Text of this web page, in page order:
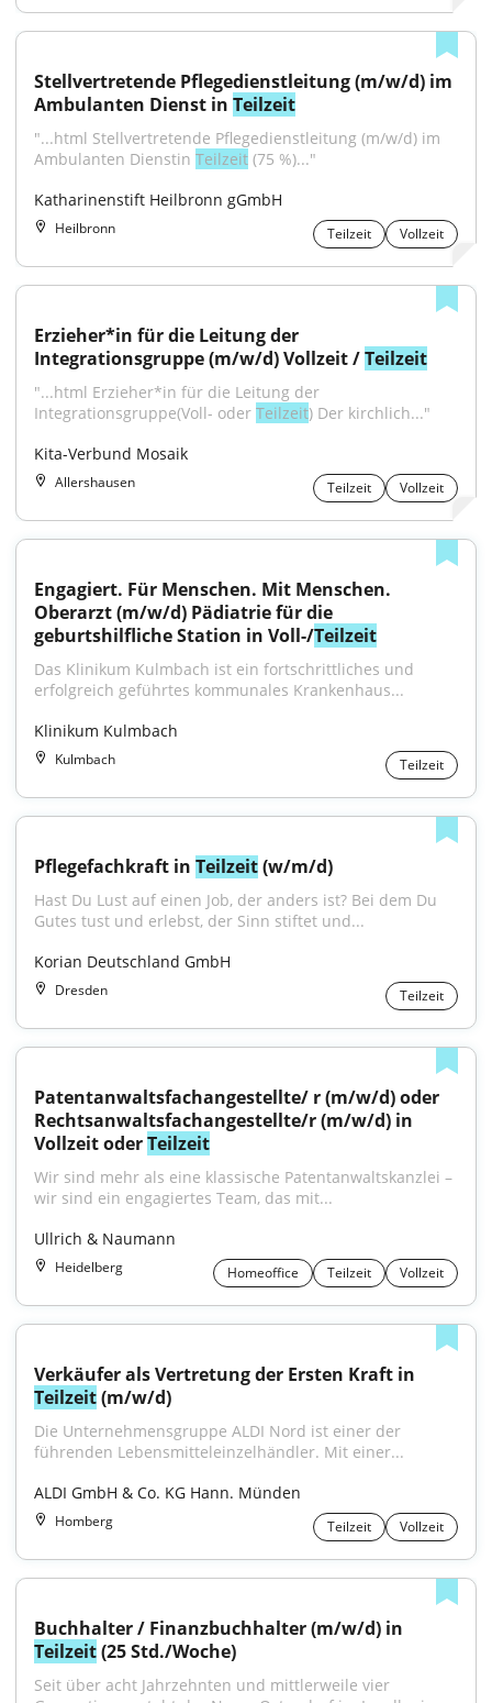
Stellvertretende Pflegedienstleitung (m/w/d) im
Ambulanten Dienst in Teilzeit
"...html Stellvertretende Pflegedienstleitung (m/w/d) im
Ambulanten Dienstin Teilzeit (75 %)..."
Katharinenstift Heilbronn gGmbH
Heilbronn Teilzeit Vollzeit
Erzieher*in für die Leitung der
Integrationsgruppe (m/w/d) Vollzeit / Teilzeit
"...html Erzieher*in für die Leitung der
Integrationsgruppe(Voll- oder Teilzeit) Der kirchlich..."
Kita-Verbund Mosaik
Allershausen Teilzeit Vollzeit
Engagiert. Für Menschen. Mit Menschen.
Oberarzt (m/w/d) Pädiatrie für die
geburtshilfliche Station in Voll-/Teilzeit
Das Klinikum Kulmbach ist ein fortschrittliches und
erfolgreich geführtes kommunales Krankenhaus...
Klinikum Kulmbach
Kulmbach Teilzeit
Pflegefachkraft in Teilzeit (w/m/d)
Hast Du Lust auf einen Job, der anders ist? Bei dem Du
Gutes tust und erlebst, der Sinn stiftet und...
Korian Deutschland GmbH
Dresden Teilzeit
Patentanwaltsfachangestellte/ r (m/w/d) oder
Rechtsanwaltsfachangestellte/r (m/w/d) in
Vollzeit oder Teilzeit
Wir sind mehr als eine klassische Patentanwaltskanzlei –
wir sind ein engagiertes Team, das mit...
Ullrich & Naumann
Heidelberg Homeoffice Teilzeit Vollzeit
Teilzeit (m/w/d)
Die Unternehmensgruppe ALDI Nord ist einer der
führenden Lebensmitteleinzelhändler. Mit einer...
ALDI GmbH & Co. KG Hann. Münden
Homberg Teilzeit Vollzeit
Teilzeit (25 Std./Woche)
Seit über acht Jahrzehnten und mittlerweile vier